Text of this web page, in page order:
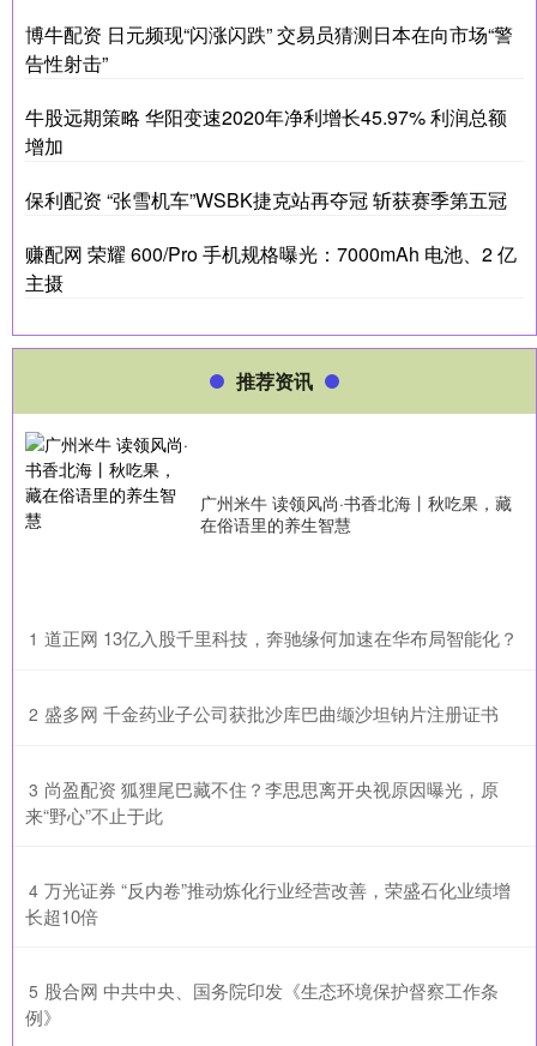
博牛配资 日元频现“闪涨闪跌” 交易员猜测日本在向市场“警
告性射击”
牛股远期策略 华阳变速2020年净利增长45.97% 利润总额
增加
保利配资 “张雪机车”WSBK捷克站再夺冠 斩获赛季第五冠
赚配网 荣耀 600/Pro 手机规格曝光：7000mAh 电池、2 亿
主摄
推荐资讯
广州米牛 读领风尚·书香北海丨秋吃果，藏
在俗语里的养生智慧
1 ​道正网 13亿入股千里科技，奔驰缘何加速在华布局智能化？
2 ​盛多网 千金药业子公司获批沙库巴曲缬沙坦钠片注册证书
3 ​尚盈配资 狐狸尾巴藏不住？李思思离开央视原因曝光，原
来“野心”不止于此
4 ​万光证券 “反内卷”推动炼化行业经营改善，荣盛石化业绩增
长超10倍
5 ​股合网 中共中央、国务院印发《生态环境保护督察工作条
例》